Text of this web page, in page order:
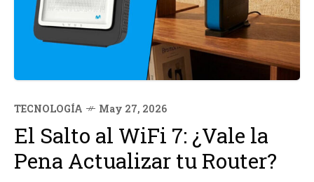
TECNOLOGÍA May 27, 2026
El Salto al WiFi 7: ¿Vale la
Pena Actualizar tu Router?